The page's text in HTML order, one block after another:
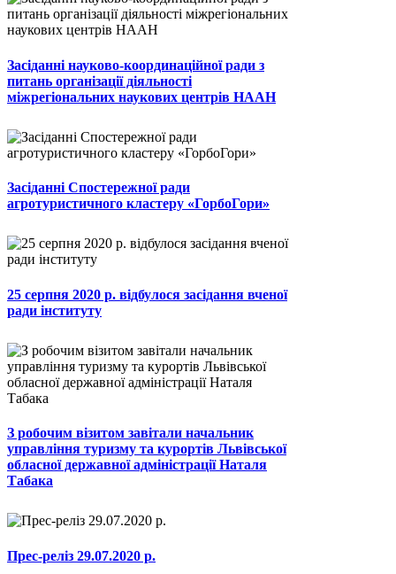
Засіданні науково-координаційної ради з
питань організації діяльності
міжрегіональних наукових центрів НААН
Засіданні Спостережної ради
агротуристичного кластеру «ГорбоГори»
25 серпня 2020 р. відбулося засідання вченої
ради інституту
З робочим візитом завітали начальник
управління туризму та курортів Львівської
обласної державної адміністрації Наталя
Табака
Прес-реліз 29.07.2020 р.